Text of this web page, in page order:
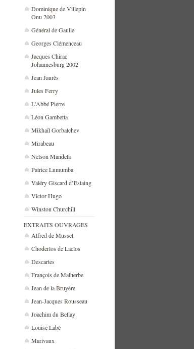
Dominique de Villepin
Onu 2003
Général de Gaulle
Georges Clémenceau
Jacques Chirac
Johannesburg 2002
Jean Jaurès
Jules Ferry
L'Abbé Pierre
Léon Gambetta
Mikhaïl Gorbatchev
Mirabeau
Nelson Mandela
Patrice Lumumba
Valéry Giscard d’Estaing
Victor Hugo
Winston Churchill
EXTRAITS OUVRAGES
Alfred de Musset
Choderlos de Laclos
Descartes
François de Malherbe
Jean de la Bruyère
Jean-Jacques Rousseau
Joachim du Bellay
Louise Labé
Marivaux